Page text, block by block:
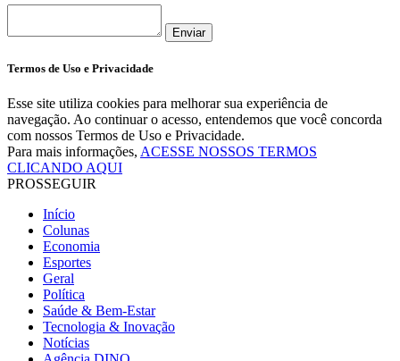
Enviar
Termos de Uso e Privacidade
Esse site utiliza cookies para melhorar sua experiência de
navegação. Ao continuar o acesso, entendemos que você concorda
com nossos Termos de Uso e Privacidade.
Para mais informações, ACESSE NOSSOS TERMOS
CLICANDO AQUI
PROSSEGUIR
Início
Colunas
Economia
Esportes
Geral
Política
Saúde & Bem-Estar
Tecnologia & Inovação
Notícias